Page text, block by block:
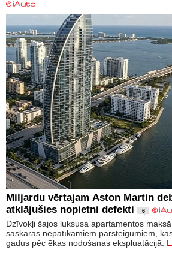
Miljardu vērtajam Aston Martin
atklājušies nopietni defekti
6
Dzīvokļi šajos luksusa apartamentos
saskaras nepatīkamiem pārsteigumiem,
gadus pēc ēkas nodošanas ekspluatācijā.